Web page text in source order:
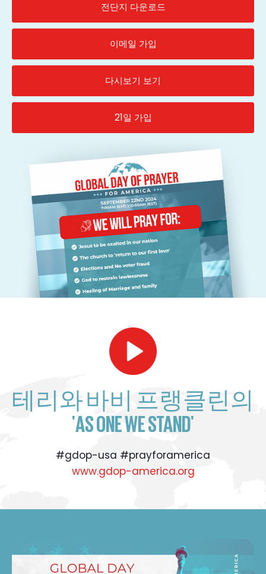
전단지 다운로드
이메일 가입
다시보기 보기
21일 가입
테리와 바비 프랭클린의
'AS ONE WE STAND'
#gdop-usa #prayforamerica
www.gdop-america.org